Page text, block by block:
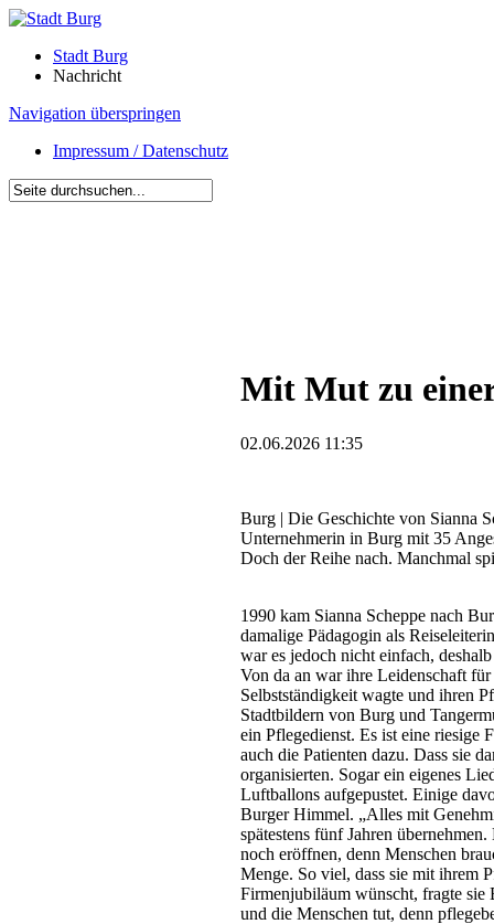
Stadt Burg
Nachricht
Navigation überspringen
Impressum / Datenschutz
Mit Mut zu
02.06.2026 11:35
Burg | Die Geschichte von Sianna
Unternehmerin in Burg mit 35
Doch der Reihe nach. Manchmal
1990 kam Sianna Scheppe nach
damalige Pädagogin als
war es jedoch nicht einfach,
Von da an war ihre Leidenschaft
Selbstständigkeit wagte und ihren
Stadtbildern von Burg und
ein Pflegedienst. Es ist eine riesige
auch die Patienten dazu. Dass sie
organisierten. Sogar ein eigenes
Luftballons aufgepustet. Einige
Burger Himmel. „Alles mit
spätestens fünf Jahren
noch eröffnen, denn Menschen
Menge. So viel, dass sie mit ihrem
Firmenjubiläum wünscht, fragte sie
und die Menschen tut, denn